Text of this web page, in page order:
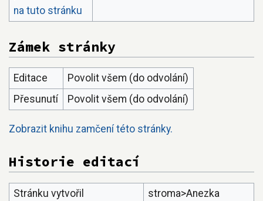
na tuto stránku
Zámek stránky
Editace
Povolit všem (do odvolání)
Přesunutí
Povolit všem (do odvolání)
Zobrazit knihu zamčení této stránky.
Historie editací
Stránku vytvořil
stroma>Anezka